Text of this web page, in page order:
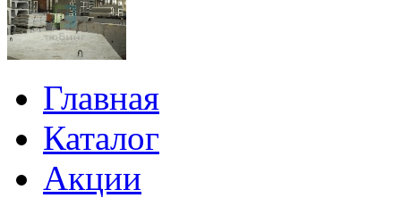
Главная
Каталог
Акции